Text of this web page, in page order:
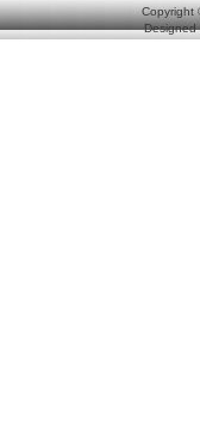
Copyright
Designed